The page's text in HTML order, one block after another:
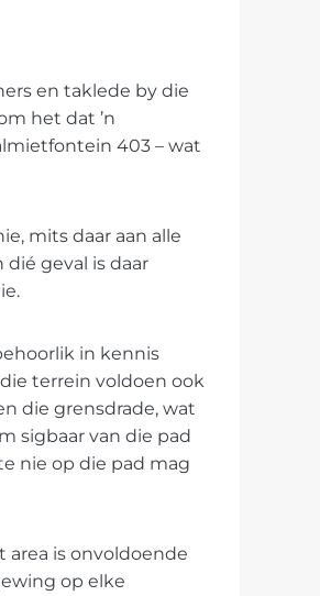
en taklede by die
het dat ’n
403 – wat
mits daar aan alle
geval is daar
in kennis
terrein voldoen ook
die grensdrade, wat
sigbaar van die pad
nie op die pad mag
area is onvoldoende
op elke